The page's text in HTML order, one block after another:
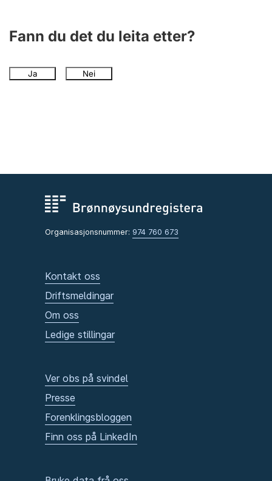
Fann du det du leita etter?
Ja Nei
Organisasjonsnummer: 974 760 673
Kontakt oss
Driftsmeldingar
Om oss
Ledige stillingar
Ver obs på svindel
Presse
Forenklingsbloggen
Finn oss på LinkedIn